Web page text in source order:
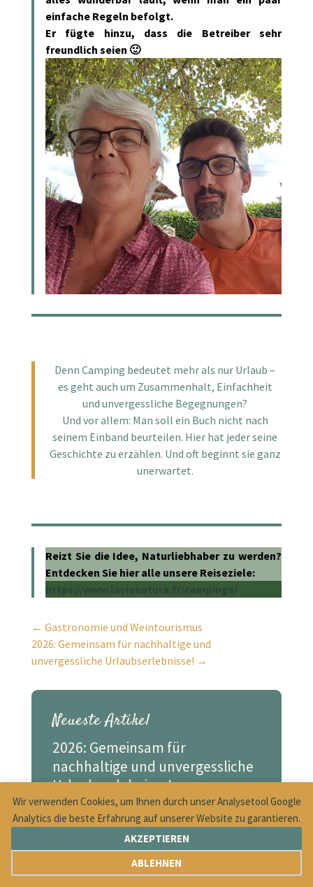
Wir verwenden Cookies, um Ihnen durch unser Analysetool Google
Analytics die beste Erfahrung auf unserer Website zu garantieren.
AKZEPTIEREN
ABLEHNEN
einfache Regeln befolgt.
Er fügte hinzu, dass die Betreiber sehr
freundlich seien 🙂
Denn Camping bedeutet mehr als nur Urlaub –
es geht auch um Zusammenhalt, Einfachheit
und unvergessliche Begegnungen?
Und vor allem: Man soll ein Buch nicht nach
seinem Einband beurteilen. Hier hat jeder seine
Geschichte zu erzählen. Und oft beginnt sie ganz
unerwartet.
Reizt Sie die Idee, Naturliebhaber zu werden?
Entdecken Sie hier alle unsere Reiseziele:
https://www.lavianatura.fr/campings/
← Gastronomie und Weintourismus
2026: Gemeinsam für nachhaltige und
unvergessliche Urlaubserlebnisse! →
Neueste Artikel
2026: Gemeinsam für
nachhaltige und unvergessliche
Urlaubserlebnisse!
Campingleben und saisonale
Anekdoten
Gastronomie und Weintourismus
Tipps und Tricks für den